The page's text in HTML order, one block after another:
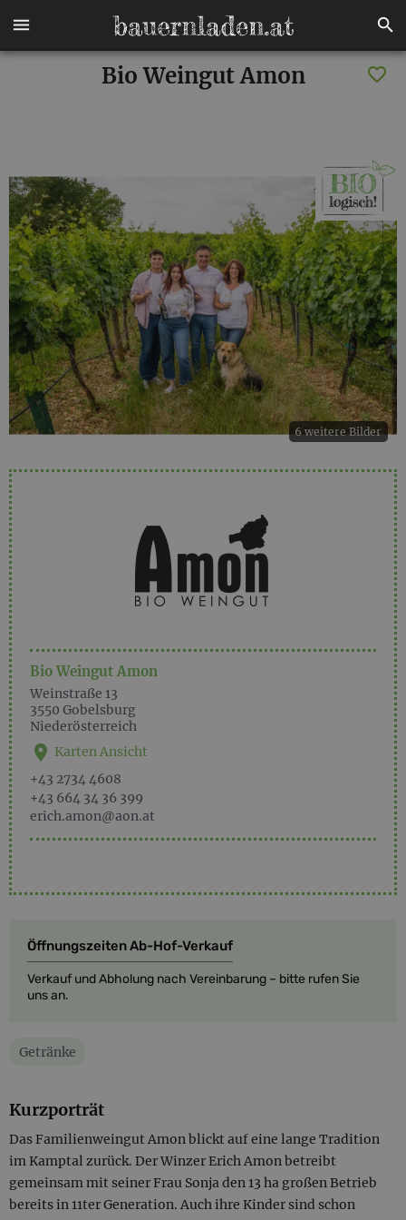
6 weitere Bilder
Bio Weingut Amon
Weinstraße 13
3550 Gobelsburg
Niederösterreich
Karten Ansicht
+43 2734 4608
+43 664 34 36 399
erich.amon@aon.at
Öffnungszeiten Ab-Hof-Verkauf
Verkauf und Abholung nach Vereinbarung – bitte rufen Sie
uns an.
Bio Weingut Amon
Getränke
Kurzporträt
Das Familienweingut Amon blickt auf eine lange Tradition
im Kamptal zurück. Der Winzer Erich Amon betreibt
gemeinsam mit seiner Frau Sonja den 13 ha großen Betrieb
bereits in 11ter Generation. Auch ihre Kinder sind schon